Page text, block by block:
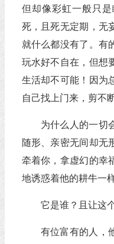
但却像彩虹一般只
死，且死无定期，无
就什么都没有了。有
玩水好不自在，但想
生活却不可能！因为
自己找上门来，剪不
为什么人的一
随形、亲密无间却无
牵着你，拿虚幻的幸
地诱惑着他的耕牛一样
它是谁？且让这
有位富有的人，